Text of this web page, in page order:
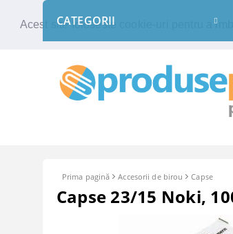
Acest site foloseste cookie-uri pentru a
CATEGORII
Prima pagină Accesorii de birou Capse
Capse 23/15 Noki,